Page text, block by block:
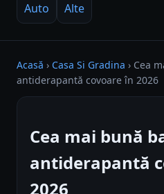
Auto
Alte
Acasă › Casa Si Gradina › Cea
antiderapantă covoare în 2026
Cea mai bună
antiderapantă
2026